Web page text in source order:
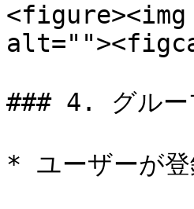
### 4. グル
* ユーザーが登